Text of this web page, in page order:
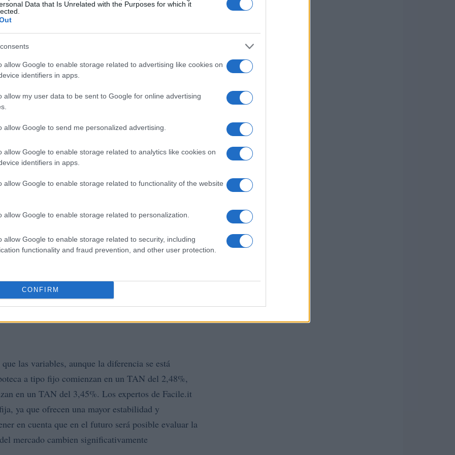
Data that Is Unrelated with the Purposes for which it
allow Google to enable storage related to advertising like cookies on
identifiers in apps.
allow my user data to be sent to Google for online advertising
allow Google to send me personalized advertising.
allow Google to enable storage related to analytics like cookies on
identifiers in apps.
allow Google to enable storage related to functionality of the website
allow Google to enable storage related to personalization.
allow Google to enable storage related to security, including
functionality and fraud prevention, and other user protection.
CONFIRM
con una posible caída adicional por debajo del
a que la cuota de una hipoteca estándar cayera
euros en diciembre de 2025, lo que generaría un
de tipo variable
las variables, aunque la diferencia se está
a tipo fijo comienzan en un TAN del 2,48%,
en un TAN del 3,45%. Los expertos de Facile.it
ya que ofrecen una mayor estabilidad y
en cuenta que en el futuro será posible evaluar la
mercado cambien significativamente